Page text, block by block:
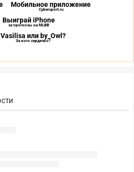
Мобильное приложение
Cybersport.ru
Выиграй iPhone
за прогнозы на MLBB
Vasilisa или by_Owl?
За кого сердечко?